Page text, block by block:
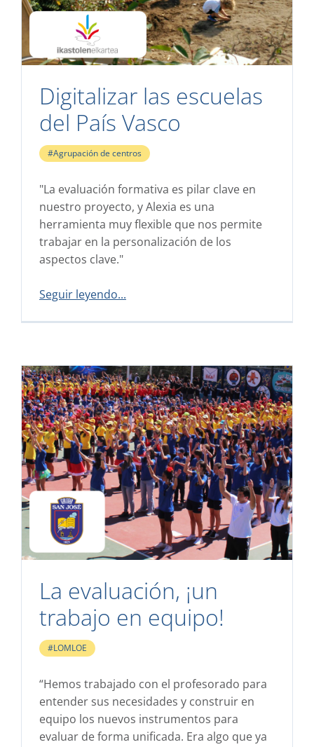
Digitalizar las escuelas
del País Vasco
#Agrupación de centros
"La evaluación formativa es pilar clave en
nuestro proyecto, y Alexia es una
herramienta muy flexible que nos permite
trabajar en la personalización de los
aspectos clave."
Seguir leyendo...
La evaluación, ¡un
trabajo en equipo!
#LOMLOE
“Hemos trabajado con el profesorado para
entender sus necesidades y construir en
equipo los nuevos instrumentos para
evaluar de forma unificada. Era algo que ya